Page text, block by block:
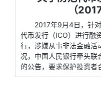
（
2017年9月4日，针
代币发行（ICO）进行融
行，涉嫌从事非法金融活
况，中国人民银行牵头联
的公告，要求保护投资者